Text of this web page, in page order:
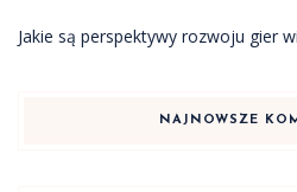
Jakie są perspektywy rozwoju gier
NAJNOWSZE